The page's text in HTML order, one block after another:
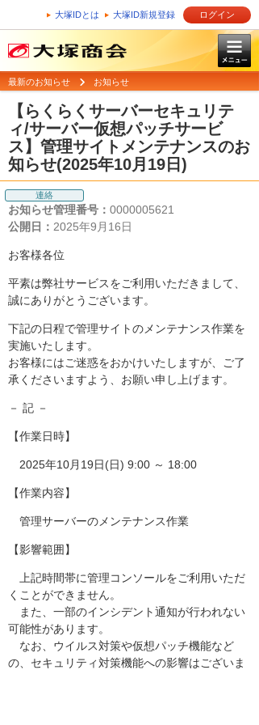
大塚IDとは 大塚ID新規登録 ログイン
最新のお知らせ お知らせ
【らくらくサーバーセキュリテ
ィ/サーバー仮想パッチサービ
ス】管理サイトメンテナンスのお
知らせ(2025年10月19日)
連絡
お知らせ管理番号： 0000005621
公開日： 2025年9月16日
お客様各位
平素は弊社サービスをご利用いただきまして、
誠にありがとうございます。
下記の日程で管理サイトのメンテナンス作業を
実施いたします。
お客様にはご迷惑をおかけいたしますが、ご了
承くださいますよう、お願い申し上げます。
－ 記 －
【作業日時】
2025年10月19日(日) 9:00 ～ 18:00
【作業内容】
管理サーバーのメンテナンス作業
【影響範囲】
上記時間帯に管理コンソールをご利用いただ
くことができません。
また、一部のインシデント通知が行われない
可能性があります。
なお、ウイルス対策や仮想パッチ機能など
の、セキュリティ対策機能への影響はございま